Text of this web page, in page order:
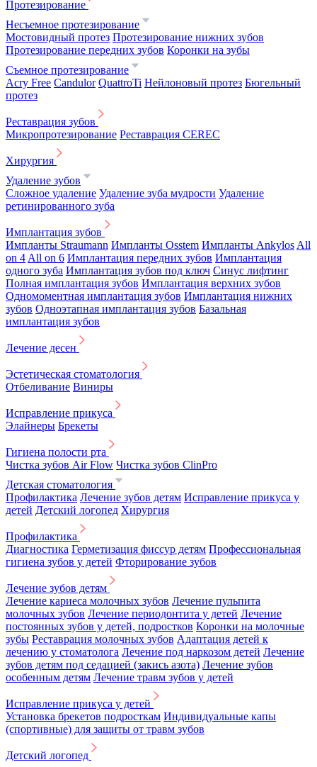
Протезирование
Несъемное протезирование
Мостовидный протез Протезирование нижних зубов
Протезирование передних зубов Коронки на зубы
Съемное протезирование
Acry Free Candulor QuattroTi Нейлоновый протез Бюгельный
протез
Реставрация зубов
Микропротезирование Реставрация CEREC
Хирургия
Удаление зубов
Сложное удаление Удаление зуба мудрости Удаление
ретинированного зуба
Имплантация зубов
Импланты Straumann Импланты Osstem Импланты Ankylos All
on 4 All on 6 Имплантация передних зубов Имплантация
одного зуба Имплантация зубов под ключ Синус лифтинг
Полная имплантация зубов Имплантация верхних зубов
Одномоментная имплантация зубов Имплантация нижних
зубов Одноэтапная имплантация зубов Базальная
имплантация зубов
Лечение десен
Эстетическая стоматология
Отбеливание Виниры
Исправление прикуса
Элайнеры Брекеты
Гигиена полости рта
Чистка зубов Air Flow Чистка зубов ClinPro
Детская стоматология
Профилактика Лечение зубов детям Исправление прикуса у
детей Детский логопед Хирургия
Профилактика
Диагностика Герметизация фиссур детям Профессиональная
гигиена зубов у детей Фторирование зубов
Лечение зубов детям
Лечение кариеса молочных зубов Лечение пульпита
молочных зубов Лечение периодонтита у детей Лечение
постоянных зубов у детей, подростков Коронки на молочные
зубы Реставрация молочных зубов Адаптация детей к
лечению у стоматолога Лечение под наркозом детей Лечение
зубов детям под седацией (закись азота) Лечение зубов
особенным детям Лечение травм зубов у детей
Исправление прикуса у детей
Установка брекетов подросткам Индивидуальные капы
(спортивные) для защиты от травм зубов
Детский логопед